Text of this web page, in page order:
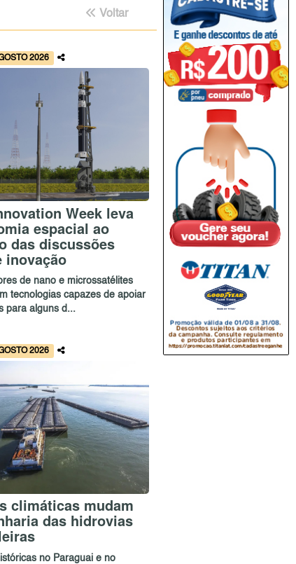
Voltar
2026
Week leva
espacial ao
das discussões
inovação
de nano e microssatélites
tecnologias capazes de apoiar
para alguns d...
2026
climáticas mudam
das hidrovias
no Paraguai e no